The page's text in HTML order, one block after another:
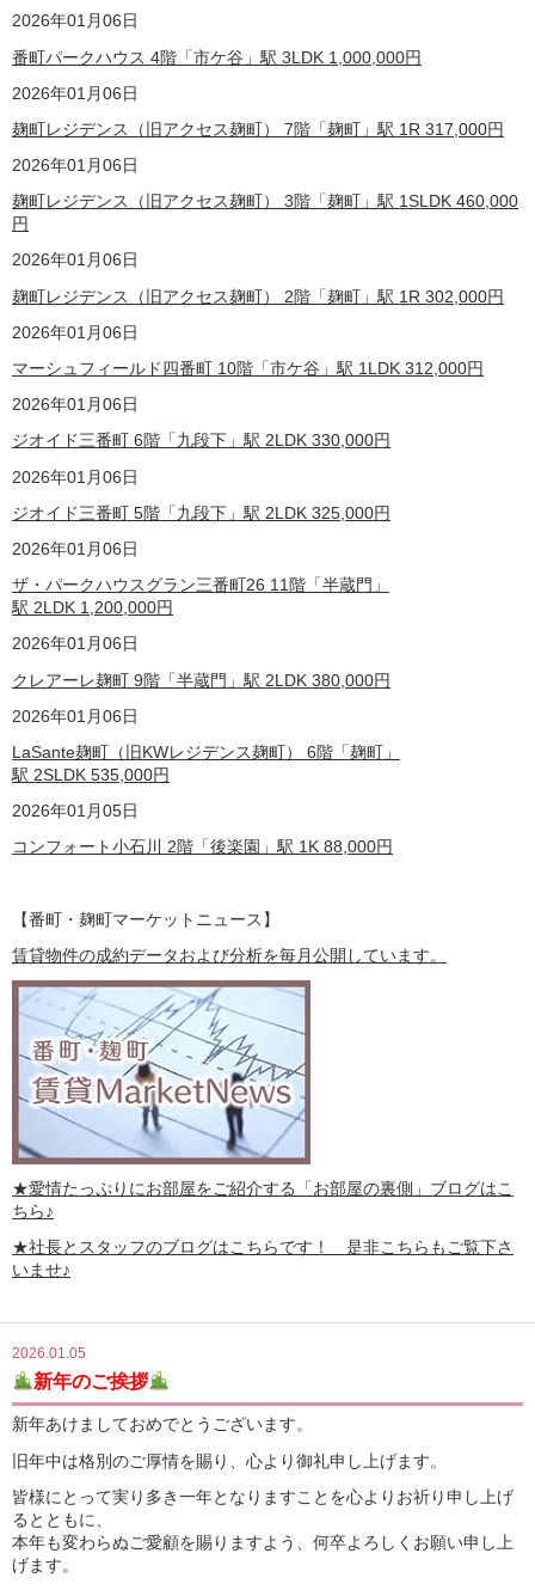
2026年01月06日
番町パークハウス 4階「市ケ谷」駅 3LDK 1,000,000円
2026年01月06日
麹町レジデンス（旧アクセス麹町） 7階「麹町」駅 1R 317,000円
2026年01月06日
麹町レジデンス（旧アクセス麹町） 3階「麹町」駅 1SLDK 460,000
円
2026年01月06日
麹町レジデンス（旧アクセス麹町） 2階「麹町」駅 1R 302,000円
2026年01月06日
マーシュフィールド四番町 10階「市ケ谷」駅 1LDK 312,000円
2026年01月06日
ジオイド三番町 6階「九段下」駅 2LDK 330,000円
2026年01月06日
ジオイド三番町 5階「九段下」駅 2LDK 325,000円
2026年01月06日
ザ・パークハウスグラン三番町26 11階「半蔵門」
駅 2LDK 1,200,000円
2026年01月06日
クレアーレ麹町 9階「半蔵門」駅 2LDK 380,000円
2026年01月06日
LaSante麹町（旧KWレジデンス麹町） 6階「麹町」
駅 2SLDK 535,000円
2026年01月05日
コンフォート小石川 2階「後楽園」駅 1K 88,000円
【番町・麹町マーケットニュース】
賃貸物件の成約データおよび分析を毎月公開しています。
★愛情たっぷりにお部屋をご紹介する 「お部屋の裏側」 ブログはこ
ちら♪
★社長とスタッフのブログはこちらです！ 是非こちらもご覧下さ
いませ♪
2026.01.05
新年のご挨拶
新年あけましておめでとうございます。
旧年中は格別のご厚情を賜り、心より御礼申し上げます。
皆様にとって実り多き一年となりますことを心よりお祈り申し上げ
るとともに、
本年も変わらぬご愛顧を賜りますよう、何卒よろしくお願い申し上
げます。